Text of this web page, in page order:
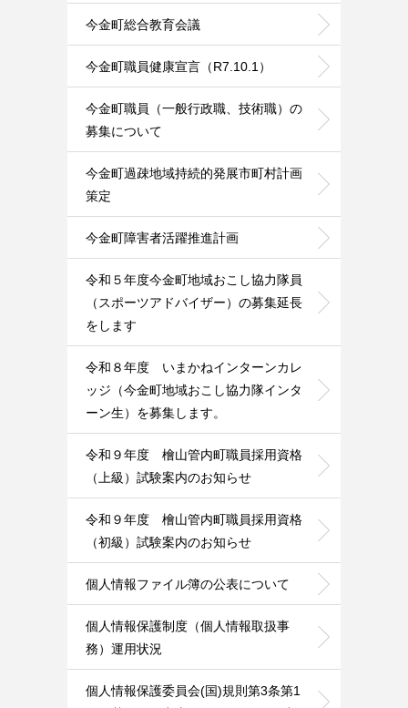
今金町総合教育会議
今金町職員健康宣言（R7.10.1）
今金町職員（一般行政職、技術職）の
募集について
今金町過疎地域持続的発展市町村計画
策定
今金町障害者活躍推進計画
令和５年度今金町地域おこし協力隊員
（スポーツアドバイザー）の募集延長
をします
令和８年度 いまかねインターンカレ
ッジ（今金町地域おこし協力隊インタ
ーン生）を募集します。
令和９年度 檜山管内町職員採用資格
（上級）試験案内のお知らせ
令和９年度 檜山管内町職員採用資格
（初級）試験案内のお知らせ
個人情報ファイル簿の公表について
個人情報保護制度（個人情報取扱事
務）運用状況
個人情報保護委員会(国)規則第3条第1